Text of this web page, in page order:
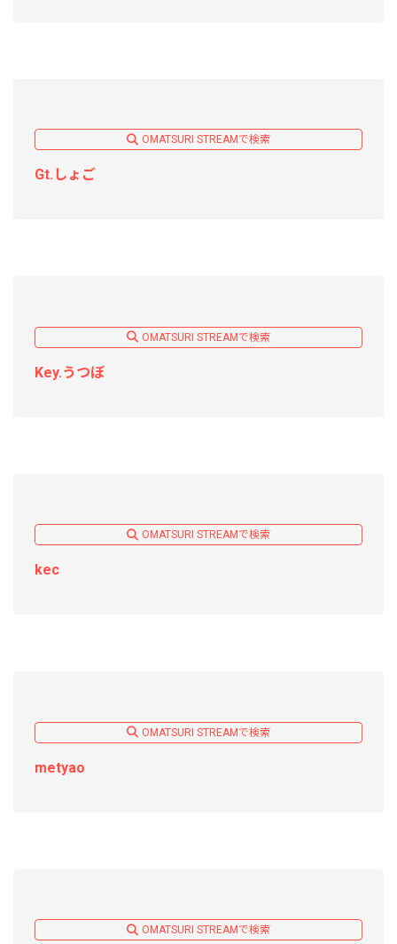
OMATSURI STREAMで検索
Gt.しょご
OMATSURI STREAMで検索
Key.うつぼ
OMATSURI STREAMで検索
kec
OMATSURI STREAMで検索
metyao
OMATSURI STREAMで検索